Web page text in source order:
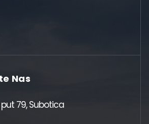
Nas
79, Subotica